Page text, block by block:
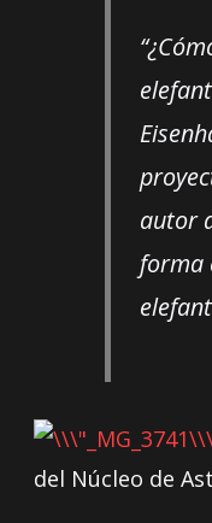
autor
forma
del Núcleo de